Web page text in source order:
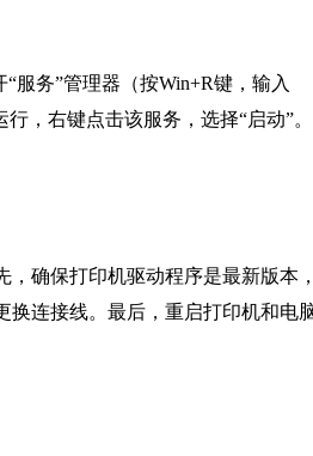
服务”管理器（按Win+R键，输入
行，右键点击该服务，选择“启动”
，确保打印机驱动程序是最新版本
换连接线。最后，重启打印机和电